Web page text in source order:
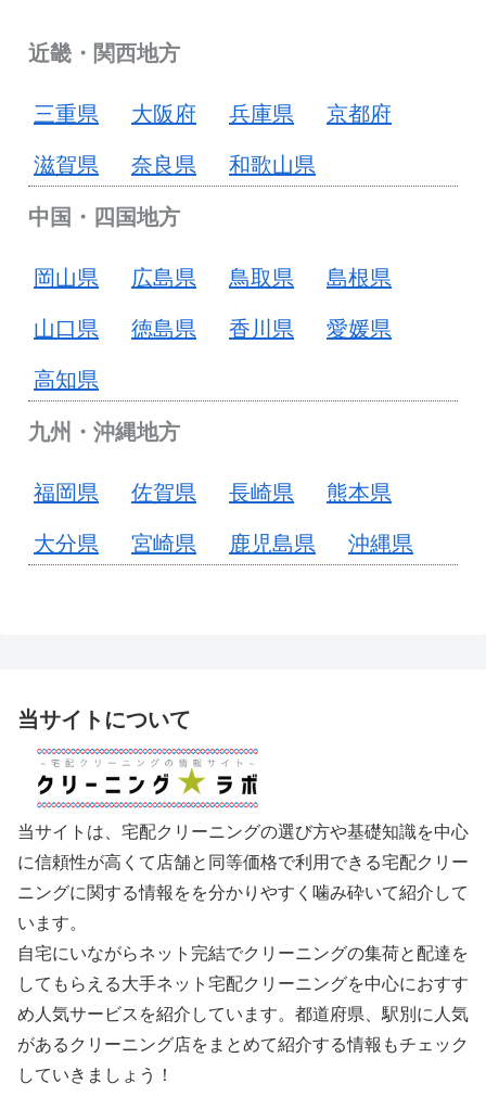
近畿・関西地方
三重県 大阪府 兵庫県 京都府
滋賀県 奈良県 和歌山県
中国・四国地方
岡山県 広島県 鳥取県 島根県
山口県 徳島県 香川県 愛媛県
高知県
九州・沖縄地方
福岡県 佐賀県 長崎県 熊本県
大分県 宮崎県 鹿児島県 沖縄県
当サイトについて
当サイトは、宅配クリーニングの選び方や基礎知識を中心
に信頼性が高くて店舗と同等価格で利用できる宅配クリー
ニングに関する情報をを分かりやすく噛み砕いて紹介して
います。
自宅にいながらネット完結でクリーニングの集荷と配達を
してもらえる大手ネット宅配クリーニングを中心におすす
め人気サービスを紹介しています。都道府県、駅別に人気
があるクリーニング店をまとめて紹介する情報もチェック
していきましょう！